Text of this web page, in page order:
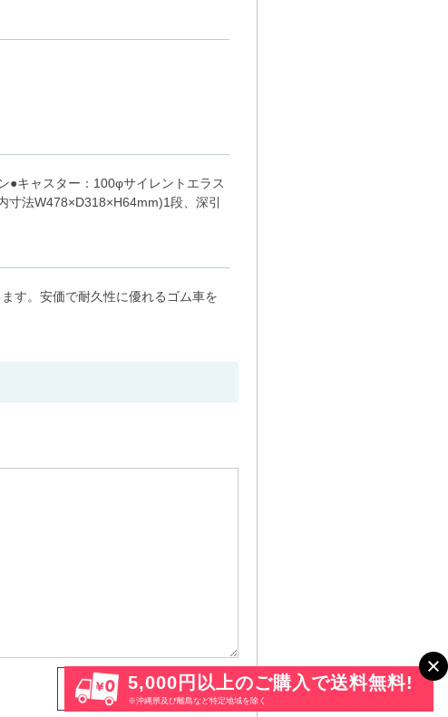
●キャスター：100φサイレントエラス
法W478×D318×H64mm)1段、深引
す。安価で耐久性に優れるゴム車を
送信
5,000円以上のご購入で送料無料!
※沖縄県及び離島など特定地域を除く